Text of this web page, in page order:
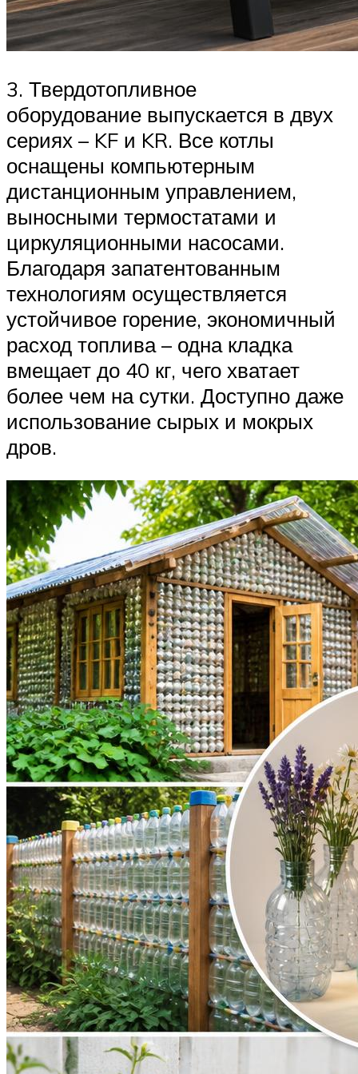
3. Твердотопливное
оборудование выпускается в двух
сериях – KF и KR. Все котлы
оснащены компьютерным
дистанционным управлением,
выносными термостатами и
циркуляционными насосами.
Благодаря запатентованным
технологиям осуществляется
устойчивое горение, экономичный
расход топлива – одна кладка
вмещает до 40 кг, чего хватает
более чем на сутки. Доступно даже
использование сырых и мокрых
дров.